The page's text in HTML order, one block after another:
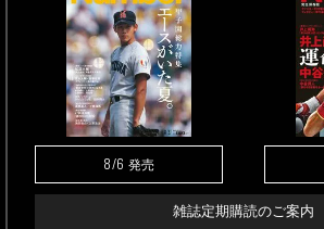
8/6 発売
雑誌定期購読のご案内